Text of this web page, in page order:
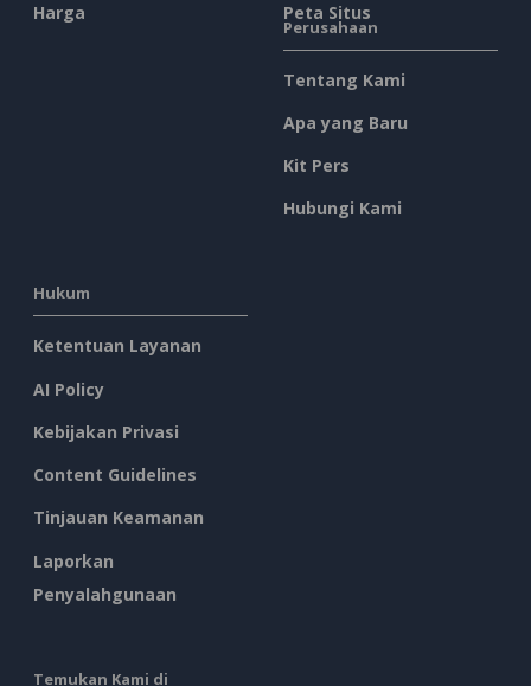
Harga
Peta Situs
Perusahaan
Tentang Kami
Apa yang Baru
Kit Pers
Hubungi Kami
Hukum
Ketentuan Layanan
AI Policy
Kebijakan Privasi
Content Guidelines
Tinjauan Keamanan
Laporkan
Penyalahgunaan
Temukan Kami di